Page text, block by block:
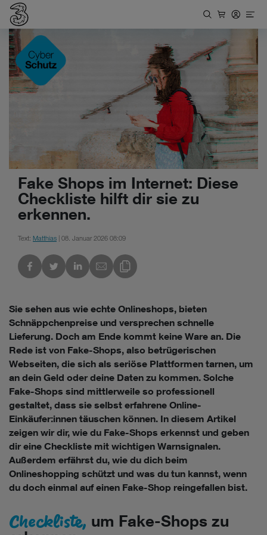
Fake Shops im Internet: Diese
Checkliste hilft dir sie zu
erkennen.
Text: Matthias | 08. Januar 2026 08:09
Link des Blogs kopieren
Sie sehen aus wie echte Onlineshops, bieten
Schnäppchenpreise und versprechen schnelle
Lieferung. Doch am Ende kommt keine Ware an. Die
Rede ist von Fake-Shops, also betrügerischen
Webseiten, die sich als seriöse Plattformen tarnen, um
an dein Geld oder deine Daten zu kommen. Solche
Fake-Shops sind mittlerweile so professionell
gestaltet, dass sie selbst erfahrene Online-
Einkäufer:innen täuschen können. In diesem Artikel
zeigen wir dir, wie du Fake-Shops erkennst und geben
dir eine Checkliste mit wichtigen Warnsignalen.
Außerdem erfährst du, wie du dich beim
Onlineshopping schützt und was du tun kannst, wenn
du doch einmal auf einen Fake-Shop reingefallen bist.
Checkliste, um Fake-Shops zu